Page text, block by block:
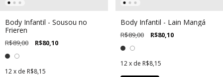
Body Infantil - Sousou no
Frieren
R$89,00 R$80,10
12x de R$8,15
Body Infantil - Lain Mangá
R$89,00 R$80,10
12 x de R$8,15